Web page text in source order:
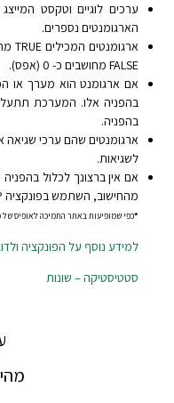
ערכים לוגיים וטקסט
הארגומנטים נספרים.
FALSE מחושבים כ- 0 (אפס).
אם ארגומנט הוא מערך או
בהפניה אלו. המערכת
בהפניה.
ארגומנטים שהם ערכי
לשגיאות.
אם אין ברצונך לכלול
מהחישוב, השתמש בפונקציה VAR.P.
*כפי שמופיעות באתר התמיכה לאופיס של
למידע נוסף על הפונקציה
סטטיסטיקה – שונות